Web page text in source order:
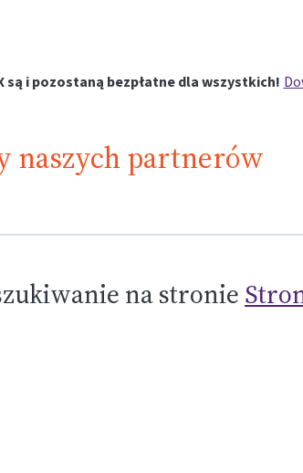
other}MCI | The Entrepreneurial
other}MCI | The Entrepreneurial
other}MCI | The Entrepreneurial
other}MCI | The
są i pozostaną bezpłatne dla wszystkich!
naszych partnerów
na stronie